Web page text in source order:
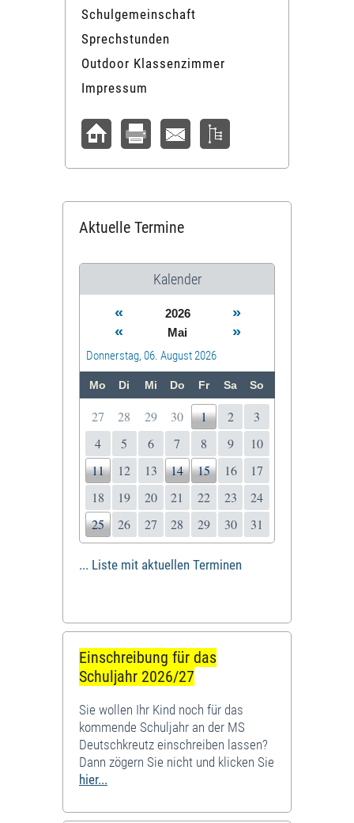
Schulgemeinschaft
Sprechstunden
Outdoor Klassenzimmer
Impressum
Aktuelle Termine
Kalender
« 2026
»
«
Mai »
Donnerstag, 06. August 2026
Mo Di Mi Do Fr Sa So
27 28 29 30 1 2
3
4
5 6 7 8 9
10
11
12 13 14 15 16
17
18
19 20 21 22 23
24
25
26 27 28 29 30 31
... Liste mit aktuellen Terminen
Einschreibung für das
Schuljahr 2026/27
Sie wollen Ihr Kind noch für das
kommende Schuljahr an der MS
Deutschkreutz einschreiben lassen?
Dann zögern Sie nicht und klicken Sie
hier...